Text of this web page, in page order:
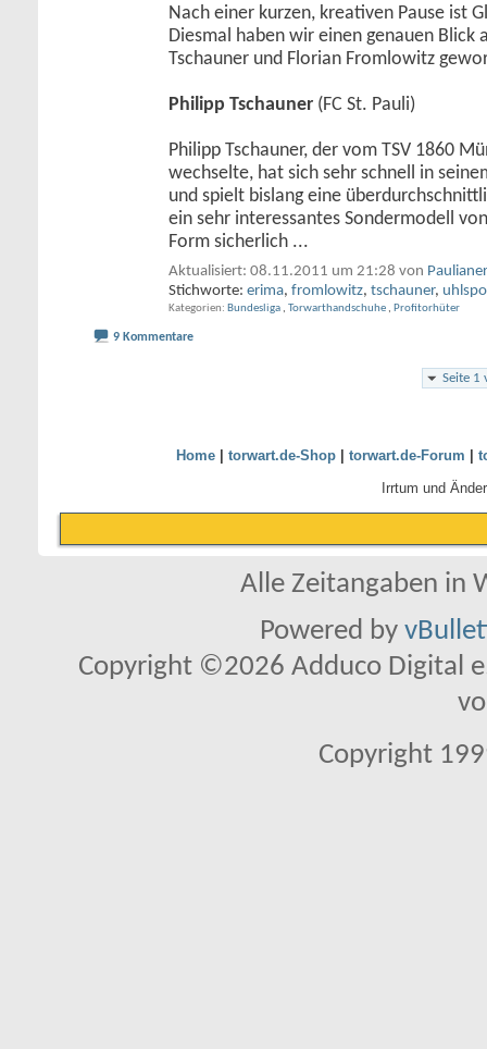
Nach einer kurzen, kreativen Pause ist
Diesmal haben wir einen genauen Blick
Tschauner und Florian Fromlowitz
Philipp Tschauner (FC St. Pauli)
Philipp Tschauner, der vom TSV 1860
wechselte, hat sich sehr schnell in
und spielt bislang eine
ein sehr interessantes Sondermodell
Form sicherlich ...
Aktualisiert: 08.11.2011 um 21:28 von Paulianer
Stichworte: erima, fromlowitz, tschauner,
Kategorien Bundesliga , Torwarthandschuhe , Profitorhüter
9 Kommentare
Seite 1
Home| torwart.de-Shop| torwart.de-Forum |
Irrtum und
Alle Zeitangaben in
Powered by
Copyright ©2026 Adduco Digital
Copyright